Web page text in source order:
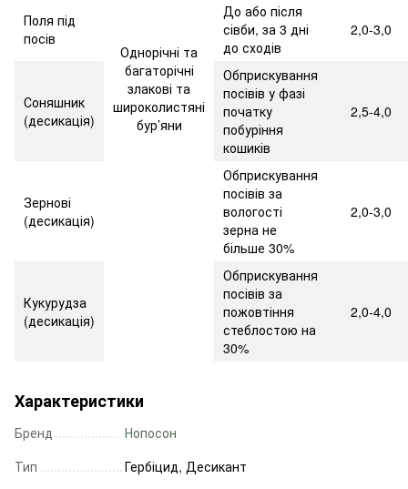
Однорічні та
багаторічні
злакові та
широколистяні
бур’яни
Поля під
посів
До або після
сівби, за 3 дні
до сходів
2,0-3,0
Соняшник
(десикація)
Обприскування
посівів у фазі
початку
побуріння
кошиків
2,5-4,0
Зернові
(десикація)
Обприскування
посівів за
вологості
зерна не
більше 30%
2,0-3,0
Кукурудза
(десикація)
Обприскування
посівів за
пожовтіння
стеблостою на
30%
2,0-4,0
Характеристики
Бренд
Нопосон
Тип
Гербіцид, Десикант